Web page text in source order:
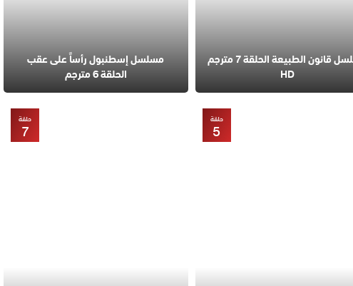
مسلسل قانون الطبيعة الحلقة 7 مترجم
HD
مسلسل إسطنبول رأساً على عقب
الحلقة 6 مترجم
حلقة
5
حلقة
7